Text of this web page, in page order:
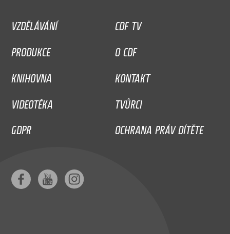
VZDĚLÁVÁNÍ
CDF TV
PRODUKCE
O CDF
KNIHOVNA
KONTAKT
VIDEOTÉKA
TVŮRCI
GDPR
OCHRANA PRÁV DÍTĚTE